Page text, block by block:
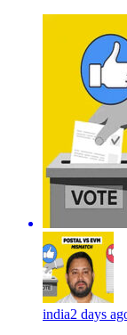
india2 days